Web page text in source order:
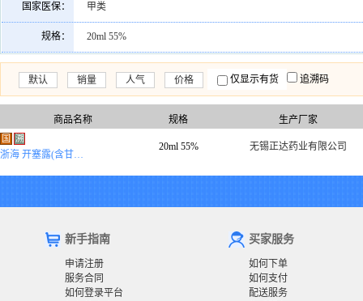
国家医保： 甲类
规格： 20ml 55%
默认 销量 人气 价格 仅显示有货 追溯码
商品名称 规格 生产厂家
国 溯
浙海 开塞露(含甘油)(浙海)
20ml 55% 无锡正达药业有限公司
新手指南
申请注册
服务合同
如何登录平台
买家服务
如何下单
如何支付
配送服务